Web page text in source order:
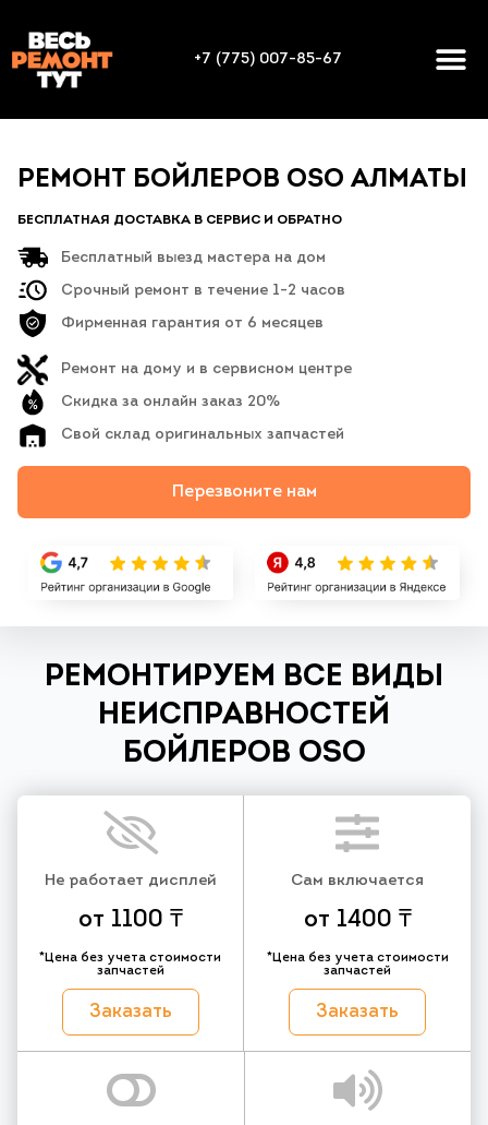
+7 (775) 007-85-67
РЕМОНТ БОЙЛЕРОВ OSO АЛМАТЫ
БЕСПЛАТНАЯ ДОСТАВКА В СЕРВИС И ОБРАТНО
Бесплатный выезд мастера на дом
Срочный ремонт в течение 1-2 часов
Фирменная гарантия от 6 месяцев
Ремонт на дому и в сервисном центре
Скидка за онлайн заказ 20%
Свой склад оригинальных запчастей
Перезвоните нам
РЕМОНТИРУЕМ ВСЕ ВИДЫ
НЕИСПРАВНОСТЕЙ
БОЙЛЕРОВ OSO
Не работает дисплей
от 1100 ₸
*Цена без учета стоимости
запчастей
Заказать
Сам включается
от 1400 ₸
*Цена без учета стоимости
запчастей
Заказать